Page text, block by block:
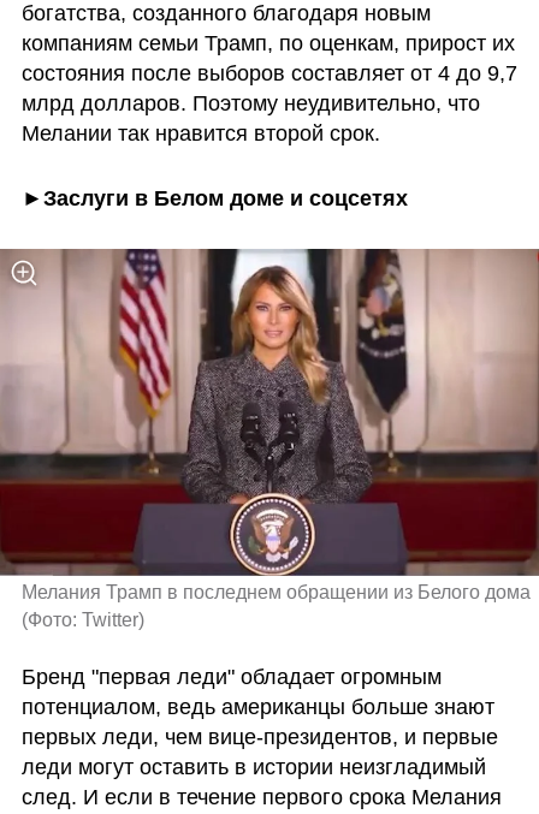
богатства, созданного благодаря новым
компаниям семьи Трамп, по оценкам, прирост их
состояния после выборов составляет от 4 до 9,7
млрд долларов. Поэтому неудивительно, что
Мелании так нравится второй срок.
►Заслуги в Белом доме и соцсетях
(Фото: Twitter)
Бренд "первая леди" обладает огромным
потенциалом, ведь американцы больше знают
первых леди, чем вице-президентов, и первые
леди могут оставить в истории неизгладимый
след. И если в течение первого срока Мелания